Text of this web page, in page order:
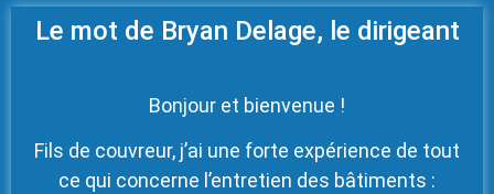
Le mot de Bryan Delage, le dirigeant
Bonjour et bienvenue !
Fils de couvreur, j’ai une forte expérience de tout
ce qui concerne l’entretien des bâtiments :